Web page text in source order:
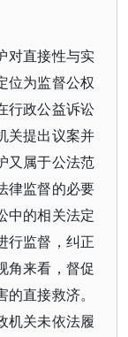
对直接性与实
位为监督公权
行政公益诉讼
关提出议案并
又属于公法范
律监督的必要
中的相关法定
行监督，纠正
角来看，督促
直接救济。
机关未依法履